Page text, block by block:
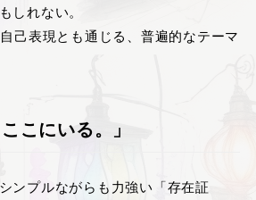
しれない。
己表現とも通じる、普遍的なテーマ
こにいる。」
ンプルながらも力強い「存在証